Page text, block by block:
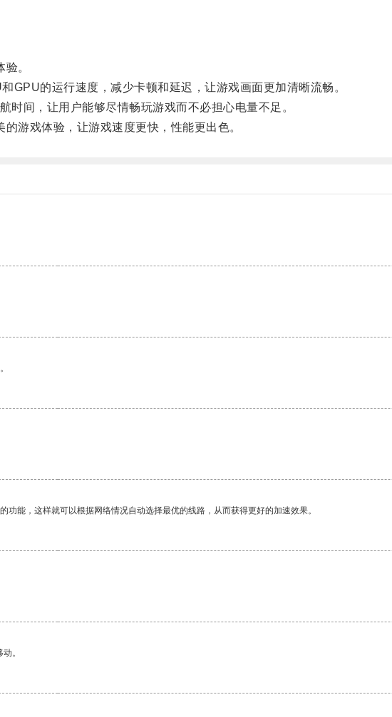
。
的运行速度，减少卡顿和延迟，让游戏画面更加清晰流畅。
间，让用户能够尽情畅玩游戏而不必担心电量不足。
游戏体验，让游戏速度更快，性能更出色。
能，这样就可以根据网络情况自动选择最优的线路，从而获得更好的加速效果。
。